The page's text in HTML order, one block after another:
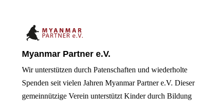
Myanmar Partner e.V.
Wir unterstützen durch Patenschaften und wiederholte
Spenden seit vielen Jahren Myanmar Partner e.V. Dieser
gemeinnützige Verein unterstützt Kinder durch Bildung